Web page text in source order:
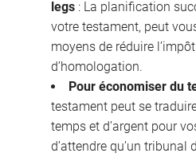
legs : La planification
votre testament, peut
moyens de réduire
d’homologation.
Pour économiser du
testament peut se
temps et d’argent pour
d’attendre qu’un tribunal